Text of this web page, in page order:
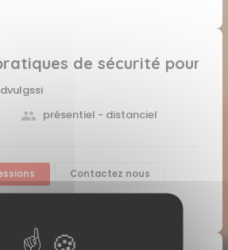
de sécurité pour
présentiel - distanciel
Contactez nous